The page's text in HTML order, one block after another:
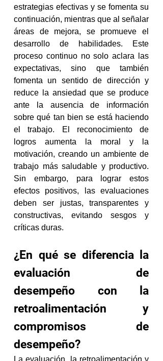
estrategias efectivas y se fomenta su
continuación, mientras que al señalar
áreas de mejora, se promueve el
desarrollo de habilidades. Este
proceso continuo no solo aclara las
expectativas, sino que también
fomenta un sentido de dirección y
reduce la ansiedad que se produce
ante la ausencia de información
sobre qué tan bien se está haciendo
el trabajo. El reconocimiento de
logros aumenta la moral y la
motivación, creando un ambiente de
trabajo más saludable y productivo.
Sin embargo, para lograr estos
efectos positivos, las evaluaciones
deben ser justas, transparentes y
constructivas, evitando sesgos y
críticas duras.
¿En qué se diferencia la
evaluación de
desempeño con la
retroalimentación y
compromisos de
desempeño?
La evaluación, la retroalimentación y